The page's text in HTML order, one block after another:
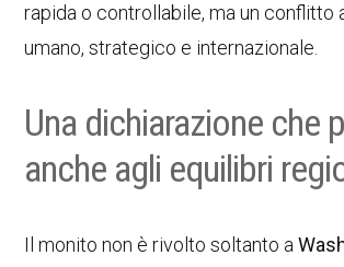
rapida o controllabile, ma un conflitto
umano, strategico e internazionale.
Una dichiarazione che
anche agli equilibri
Il monito non è rivolto soltanto a